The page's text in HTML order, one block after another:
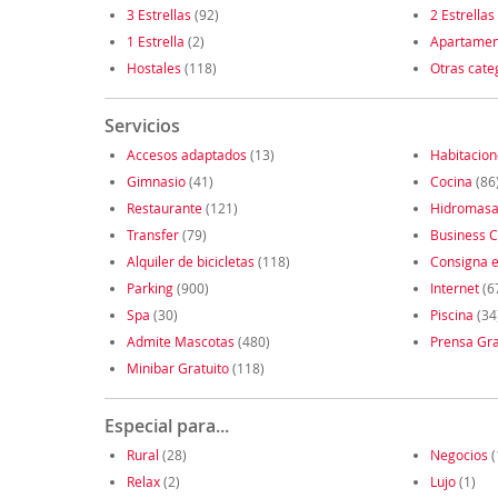
3 Estrellas (92) 2 Estrellas
1 Estrella (2)
Hostales (118) Otras
Servicios
Accesos adaptados (13)
Gimnasio(41) Cocina (86)
Restaurante(121)
Transfer(79) Business
Alquiler de bicicletas (118) Consigna
Parking(900) Internet
Spa (30) Piscina
Admite Mascotas (480) Prensa
Minibar Gratuito(118)
Especial para...
Rural (28) Negocios
Relax(2) Lujo(1)